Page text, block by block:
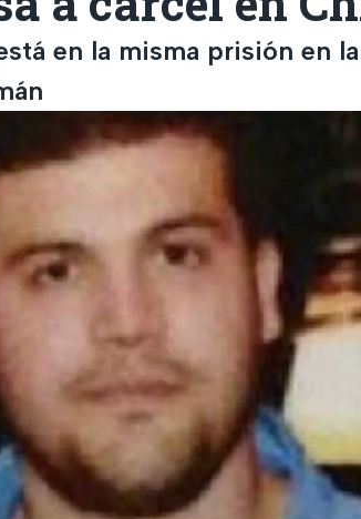
en la misma prisión en